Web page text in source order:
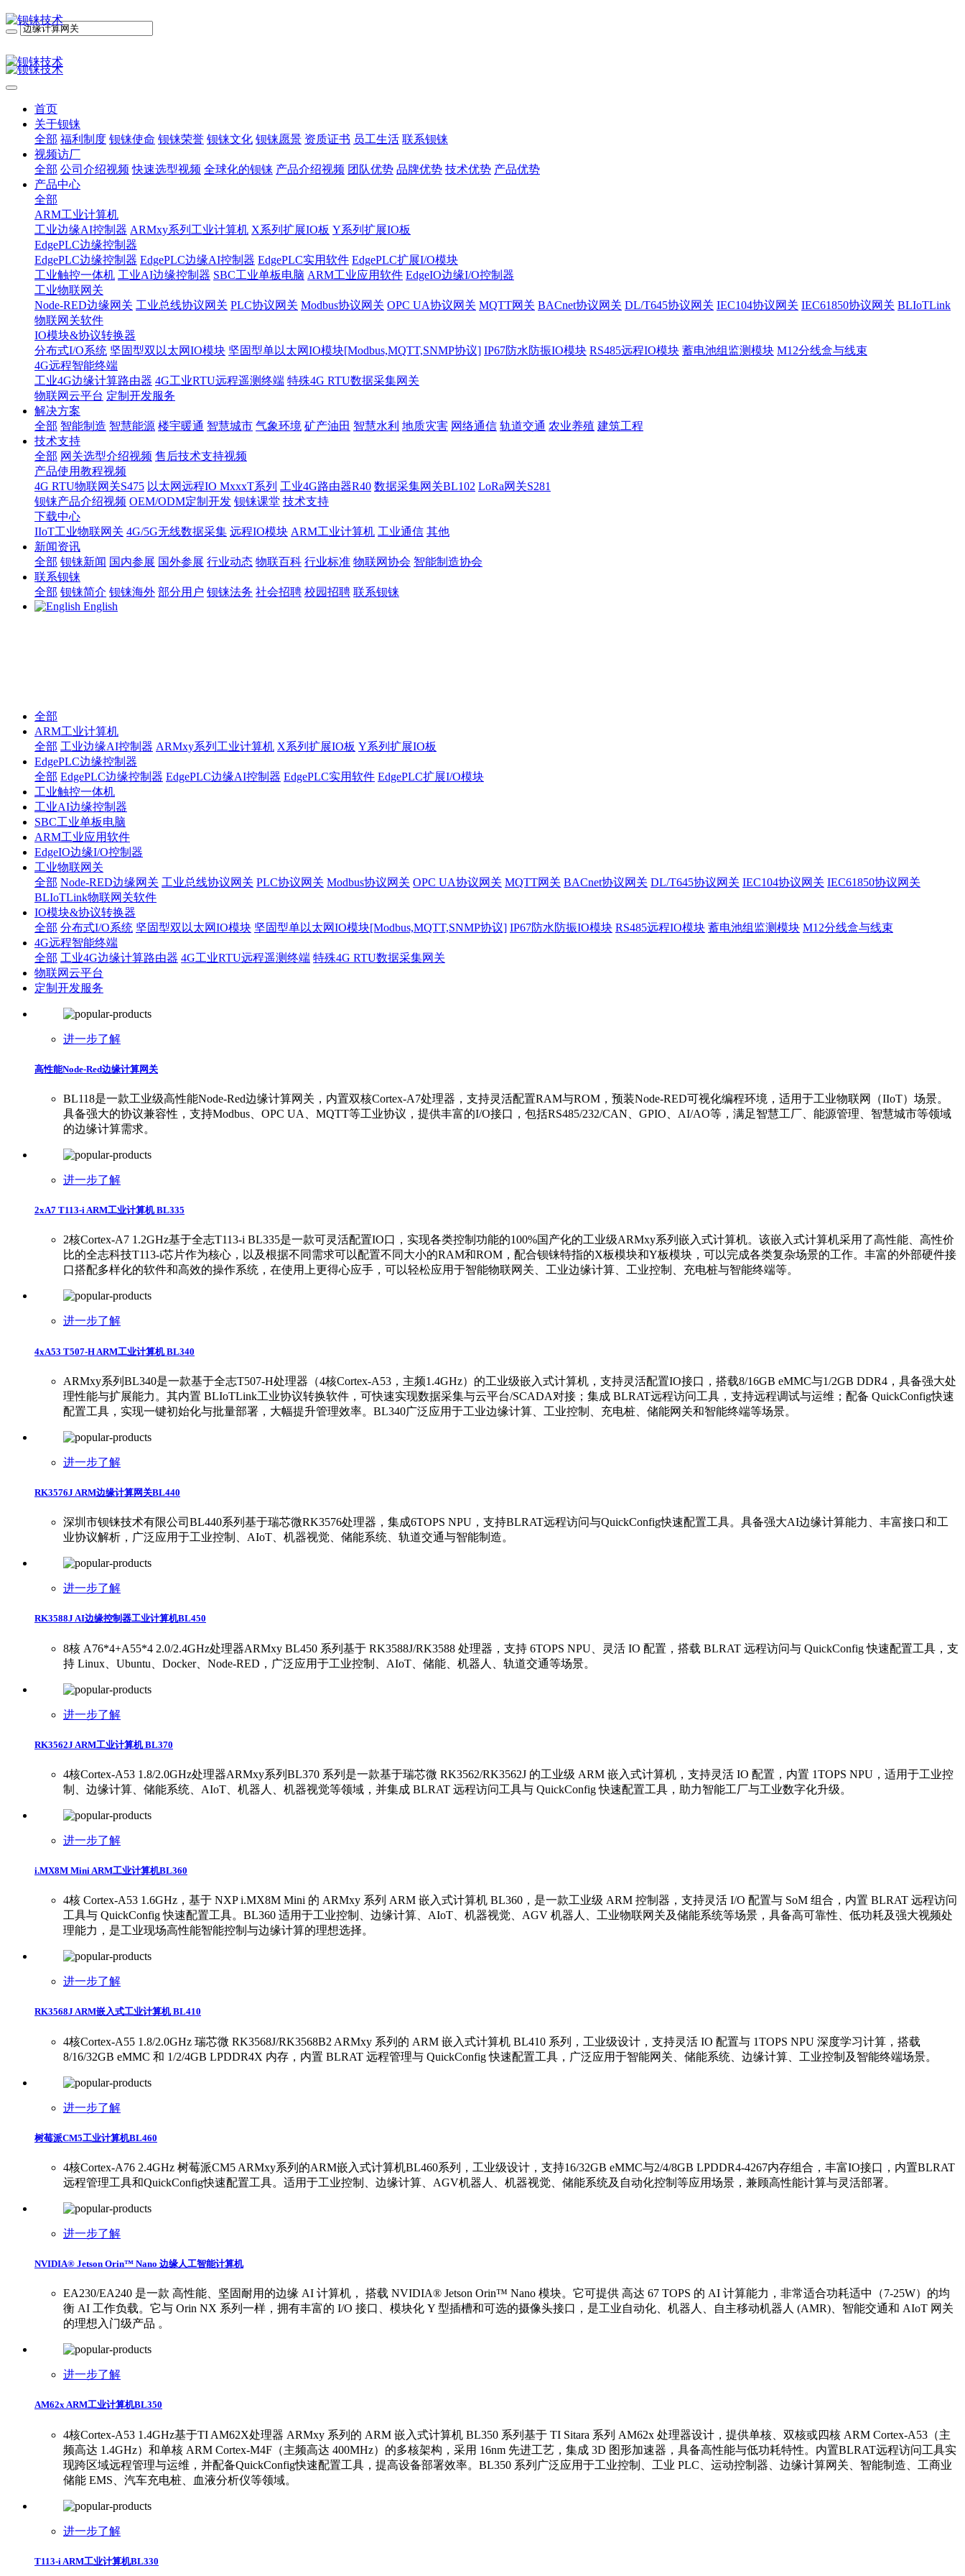
首页
关于钡铼
全部 福利制度 钡铼使命 钡铼荣誉 钡铼文化 钡铼愿景 资质证书 员工生活 联系钡铼
视频访厂
全部 公司介绍视频 快速选型视频 全球化的钡铼 产品介绍视频 团队优势 品牌优势 技术优势 产品优势
产品中心
全部
ARM工业计算机
工业边缘AI控制器 ARMxy系列工业计算机 X系列扩展IO板 Y系列扩展IO板
EdgePLC边缘控制器
EdgePLC边缘控制器 EdgePLC边缘AI控制器 EdgePLC实用软件 EdgePLC扩展I/O模块
工业触控一体机 工业AI边缘控制器 SBC工业单板电脑 ARM工业应用软件 EdgeIO边缘I/O控制器
工业物联网关
Node-RED边缘网关 工业总线协议网关 PLC协议网关 Modbus协议网关 OPC UA协议网关 MQTT网关 BACnet协议网关 DL/T645协议网关 IEC104协议网关 IEC61850协议网关 BLIoTLink
物联网关软件
IO模块&协议转换器
分布式I/O系统 坚固型双以太网IO模块 坚固型单以太网IO模块[Modbus,MQTT,SNMP协议] IP67防水防振IO模块 RS485远程IO模块 蓄电池组监测模块 M12分线盒与线束
4G远程智能终端
工业4G边缘计算路由器 4G工业RTU远程遥测终端 特殊4G RTU数据采集网关
物联网云平台 定制开发服务
解决方案
全部 智能制造 智慧能源 楼宇暖通 智慧城市 气象环境 矿产油田 智慧水利 地质灾害 网络通信 轨道交通 农业养殖 建筑工程
技术支持
全部 网关选型介绍视频 售后技术支持视频
产品使用教程视频
4G RTU物联网关S475 以太网远程IO MxxxT系列 工业4G路由器R40 数据采集网关BL102 LoRa网关S281
钡铼产品介绍视频 OEM/ODM定制开发 钡铼课堂 技术支持
下载中心
IIoT工业物联网关 4G/5G无线数据采集 远程IO模块 ARM工业计算机 工业通信 其他
新闻资讯
全部 钡铼新闻 国内参展 国外参展 行业动态 物联百科 行业标准 物联网协会 智能制造协会
联系钡铼
全部 钡铼简介 钡铼海外 部分用户 钡铼法务 社会招聘 校园招聘 联系钡铼
English
全部
ARM工业计算机
全部 工业边缘AI控制器 ARMxy系列工业计算机 X系列扩展IO板 Y系列扩展IO板
EdgePLC边缘控制器
全部 EdgePLC边缘控制器 EdgePLC边缘AI控制器 EdgePLC实用软件 EdgePLC扩展I/O模块
工业触控一体机
工业AI边缘控制器
SBC工业单板电脑
ARM工业应用软件
EdgeIO边缘I/O控制器
工业物联网关
全部 Node-RED边缘网关 工业总线协议网关 PLC协议网关 Modbus协议网关 OPC UA协议网关 MQTT网关 BACnet协议网关 DL/T645协议网关 IEC104协议网关 IEC61850协议网关
BLIoTLink物联网关软件
IO模块&协议转换器
全部 分布式I/O系统 坚固型双以太网IO模块 坚固型单以太网IO模块[Modbus,MQTT,SNMP协议] IP67防水防振IO模块 RS485远程IO模块 蓄电池组监测模块 M12分线盒与线束
4G远程智能终端
全部 工业4G边缘计算路由器 4G工业RTU远程遥测终端 特殊4G RTU数据采集网关
物联网云平台
定制开发服务
进一步了解
高性能Node-Red边缘计算网关
BL118是一款工业级高性能Node-Red边缘计算网关，内置双核Cortex-A7处理器，支持灵活配置RAM与ROM，预装Node-RED可视化编程环境，适用于工业物联网（IIoT）场景。
具备强大的协议兼容性，支持Modbus、OPC UA、MQTT等工业协议，提供丰富的I/O接口，包括RS485/232/CAN、GPIO、AI/AO等，满足智慧工厂、能源管理、智慧城市等领域
的边缘计算需求。
进一步了解
2xA7 T113-i ARM工业计算机 BL335
2核Cortex-A7 1.2GHz基于全志T113-i BL335是一款可灵活配置IO口，实现各类控制功能的100%国产化的工业级ARMxy系列嵌入式计算机。该嵌入式计算机采用了高性能、高性价
比的全志科技T113-i芯片作为核心，以及根据不同需求可以配置不同大小的RAM和ROM，配合钡铼特指的X板模块和Y板模块，可以完成各类复杂场景的工作。丰富的外部硬件接
口搭配多样化的软件和高效的操作系统，在使用上更得心应手，可以轻松应用于智能物联网关、工业边缘计算、工业控制、充电桩与智能终端等。
进一步了解
4xA53 T507-H ARM工业计算机 BL340
ARMxy系列BL340是一款基于全志T507-H处理器（4核Cortex-A53，主频1.4GHz）的工业级嵌入式计算机，支持灵活配置IO接口，搭载8/16GB eMMC与1/2GB DDR4，具备强大处
理性能与扩展能力。其内置 BLIoTLink工业协议转换软件，可快速实现数据采集与云平台/SCADA对接；集成 BLRAT远程访问工具，支持远程调试与运维；配备 QuickConfig快速
配置工具，实现一键初始化与批量部署，大幅提升管理效率。BL340广泛应用于工业边缘计算、工业控制、充电桩、储能网关和智能终端等场景。
进一步了解
RK3576J ARM边缘计算网关BL440
深圳市钡铼技术有限公司BL440系列基于瑞芯微RK3576处理器，集成6TOPS NPU，支持BLRAT远程访问与QuickConfig快速配置工具。具备强大AI边缘计算能力、丰富接口和工
业协议解析，广泛应用于工业控制、AIoT、机器视觉、储能系统、轨道交通与智能制造。
进一步了解
RK3588J AI边缘控制器工业计算机BL450
8核 A76*4+A55*4 2.0/2.4GHz处理器ARMxy BL450 系列基于 RK3588J/RK3588 处理器，支持 6TOPS NPU、灵活 IO 配置，搭载 BLRAT 远程访问与 QuickConfig 快速配置工具，支
持 Linux、Ubuntu、Docker、Node-RED，广泛应用于工业控制、AIoT、储能、机器人、轨道交通等场景。
进一步了解
RK3562J ARM工业计算机 BL370
4核Cortex-A53 1.8/2.0GHz处理器ARMxy系列BL370 系列是一款基于瑞芯微 RK3562/RK3562J 的工业级 ARM 嵌入式计算机，支持灵活 IO 配置，内置 1TOPS NPU，适用于工业控
制、边缘计算、储能系统、AIoT、机器人、机器视觉等领域，并集成 BLRAT 远程访问工具与 QuickConfig 快速配置工具，助力智能工厂与工业数字化升级。
进一步了解
i.MX8M Mini ARM工业计算机BL360
4核 Cortex-A53 1.6GHz，基于 NXP i.MX8M Mini 的 ARMxy 系列 ARM 嵌入式计算机 BL360，是一款工业级 ARM 控制器，支持灵活 I/O 配置与 SoM 组合，内置 BLRAT 远程访问
工具与 QuickConfig 快速配置工具。BL360 适用于工业控制、边缘计算、AIoT、机器视觉、AGV 机器人、工业物联网关及储能系统等场景，具备高可靠性、低功耗及强大视频处
理能力，是工业现场高性能智能控制与边缘计算的理想选择。
进一步了解
RK3568J ARM嵌入式工业计算机 BL410
4核Cortex-A55 1.8/2.0GHz 瑞芯微 RK3568J/RK3568B2 ARMxy 系列的 ARM 嵌入式计算机 BL410 系列，工业级设计，支持灵活 IO 配置与 1TOPS NPU 深度学习计算，搭载
8/16/32GB eMMC 和 1/2/4GB LPDDR4X 内存，内置 BLRAT 远程管理与 QuickConfig 快速配置工具，广泛应用于智能网关、储能系统、边缘计算、工业控制及智能终端场景。
进一步了解
树莓派CM5工业计算机BL460
4核Cortex-A76 2.4GHz 树莓派CM5 ARMxy系列的ARM嵌入式计算机BL460系列，工业级设计，支持16/32GB eMMC与2/4/8GB LPDDR4-4267内存组合，丰富IO接口，内置BLRAT
远程管理工具和QuickConfig快速配置工具。适用于工业控制、边缘计算、AGV机器人、机器视觉、储能系统及自动化控制等应用场景，兼顾高性能计算与灵活部署。
进一步了解
NVIDIA® Jetson Orin™ Nano 边缘人工智能计算机
EA230/EA240 是一款 高性能、坚固耐用的边缘 AI 计算机， 搭载 NVIDIA® Jetson Orin™ Nano 模块。它可提供 高达 67 TOPS 的 AI 计算能力，非常适合功耗适中（7-25W）的均
衡 AI 工作负载。它与 Orin NX 系列一样，拥有丰富的 I/O 接口、模块化 Y 型插槽和可选的摄像头接口，是工业自动化、机器人、自主移动机器人 (AMR)、智能交通和 AIoT 网关
的理想入门级产品 。
进一步了解
AM62x ARM工业计算机BL350
4核Cortex-A53 1.4GHz基于TI AM62X处理器 ARMxy 系列的 ARM 嵌入式计算机 BL350 系列基于 TI Sitara 系列 AM62x 处理器设计，提供单核、双核或四核 ARM Cortex-A53（主
频高达 1.4GHz）和单核 ARM Cortex-M4F（主频高达 400MHz）的多核架构，采用 16nm 先进工艺，集成 3D 图形加速器，具备高性能与低功耗特性。内置BLRAT远程访问工具实
现跨区域远程管理与运维，并配备QuickConfig快速配置工具，提高设备部署效率。BL350 系列广泛应用于工业控制、工业 PLC、运动控制器、边缘计算网关、智能制造、工商业
储能 EMS、汽车充电桩、血液分析仪等领域。
进一步了解
T113-i ARM工业计算机BL330